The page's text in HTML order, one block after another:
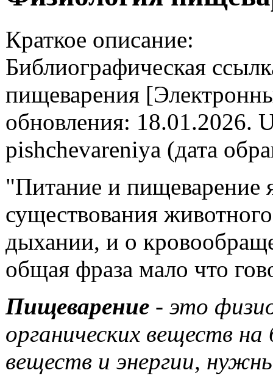
Краткое описание:
Библиографическая
пищеварения
обновления: 18.01.2026.
pishchevareniya (дата
"Питание и пищеварение
существования
дыхании, и о
общая фраза мало что
Пищеварение - это
органических веществ
веществ и энергии,